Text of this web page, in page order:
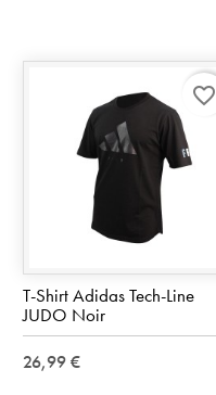
T-Shirt Adidas Tech-Line
JUDO Noir
26,99 €
favorite_border